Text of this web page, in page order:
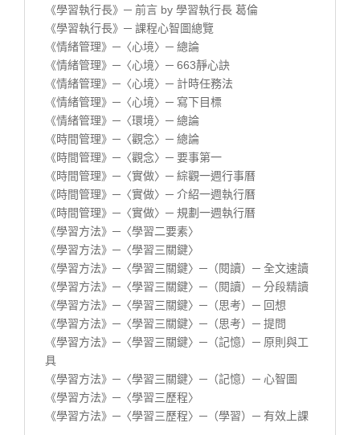
《學習執行長》─ 前言 by 學習執行長 葛倫
《學習執行長》─ 課程心智圖總覽
《情緒管理》─〈心境〉─ 總論
《情緒管理》─〈心境〉─ 663靜心訣
《情緒管理》─〈心境〉─ 計時任務法
《情緒管理》─〈心境〉─ 寫下目標
《情緒管理》─〈環境〉─ 總論
《時間管理》─〈觀念〉─ 總論
《時間管理》─〈觀念〉─ 要事第一
《時間管理》─〈實做〉─ 綜觀一週行事曆
《時間管理》─〈實做〉─ 介紹一週執行曆
《時間管理》─〈實做〉─ 規劃一週執行曆
《學習方法》─〈學習二要素〉
《學習方法》─〈學習三關鍵〉
《學習方法》─〈學習三關鍵〉─（閱讀）─ 全文速讀
《學習方法》─〈學習三關鍵〉─（閱讀）─ 分段精讀
《學習方法》─〈學習三關鍵〉─（思考）─ 回想
《學習方法》─〈學習三關鍵〉─（思考）─ 提問
《學習方法》─〈學習三關鍵〉─（記憶）─ 原則與工
具
《學習方法》─〈學習三關鍵〉─（記憶）─ 心智圖
《學習方法》─〈學習三歷程〉
《學習方法》─〈學習三歷程〉─（學習）─ 有效上課